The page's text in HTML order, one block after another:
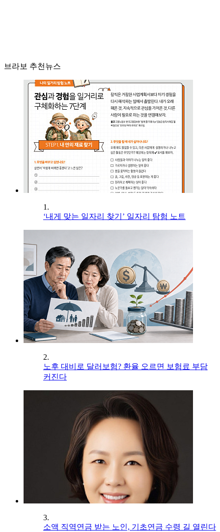
브라보 추천뉴스
1.
‘내게 맞는 일자리 찾기’ 일자리 탐험 노트
2.
노후 대비로 달러보험? 환율 오르면 보험료 부담
커진다
3.
소액 직역연금 받는 노인, 기초연금 수령 길 열린다